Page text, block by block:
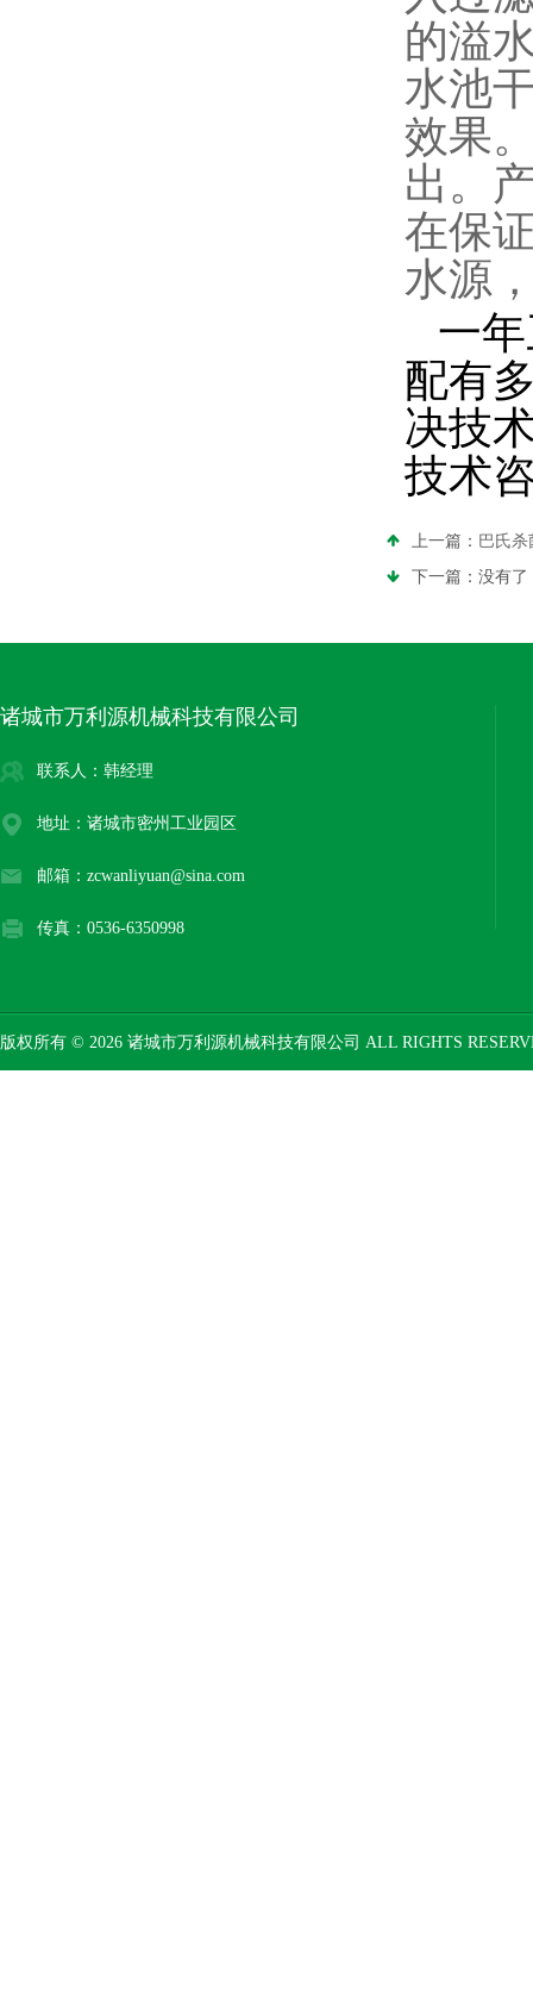
的溢
水池
效果
出。
在保
水源
一
配有
决技
技术
上一篇： 巴氏
下一篇：没有了
诸城市万利源机械科技有限公司
联系人：韩经理
地址：诸城市密州工业园区
邮箱：zcwanliyuan@sina.com
传真：0536-6350998
版权所有 © 2026 诸城市万利源机械科技有限公司 ALL RIGHTS